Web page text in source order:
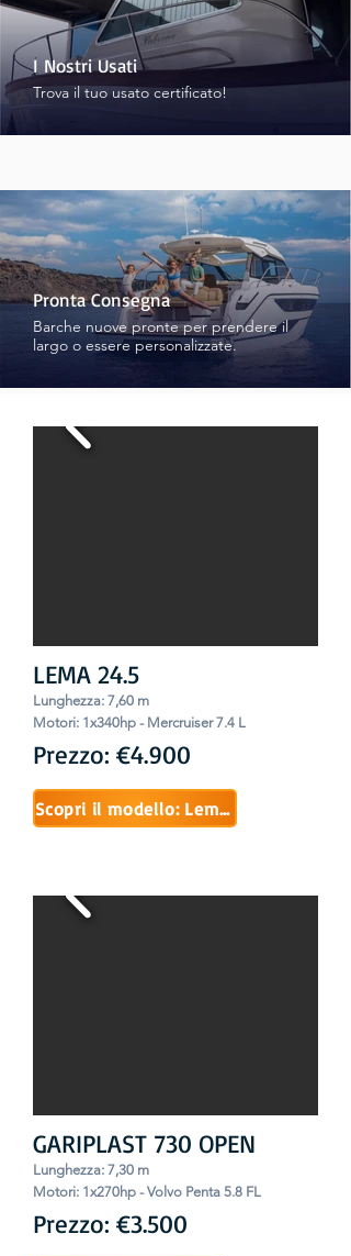
I Nostri Usati
Trova il tuo usato certificato!
Pronta Consegna
Barche nuove pronte per prendere il
largo o essere personalizzate.
LEMA 24.5
Lunghezza: 7,60 m
Motori: 1x340hp - Mercruiser 7.4 L
Prezzo: €4.900
Scopri il modello: Lema 24.5
GARIPLAST 730 OPEN
Lunghezza: 7,30 m
Motori: 1x270hp - Volvo Penta 5.8 FL
Prezzo: €3.500